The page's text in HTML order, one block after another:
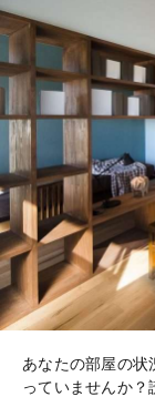
あなたの部屋の
っていませんか？